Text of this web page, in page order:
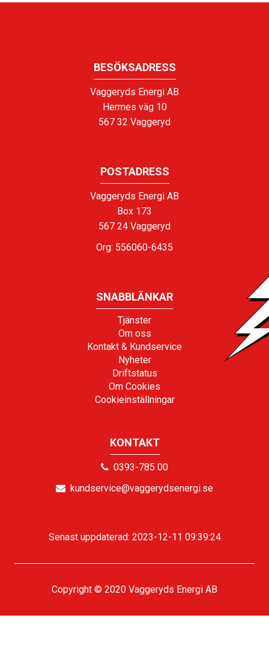
BESÖKSADRESS
Vaggeryds Energi AB
Hermes väg 10
567 32 Vaggeryd
POSTADRESS
Vaggeryds Energi AB
Box 173
567 24 Vaggeryd
Org: 556060-6435
SNABBLÄNKAR
Tjänster
Om oss
Kontakt & Kundservice
Nyheter
Driftstatus
Om Cookies
Cookieinställningar
KONTAKT
0393-785 00
kundservice@vaggerydsenergi.se
Senast uppdaterad: 2023-12-11 09:39:24
Copyright © 2020 Vaggeryds Energi AB